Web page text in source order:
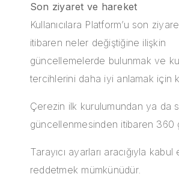
Son ziyaret ve hareket
Kullanıcılara Platform’u son
itibaren neler değiştiğine ilişkin
güncellemelerde bulunmak ve
tercihlerini daha iyi anlamak için
Çerezin ilk kurulumundan ya da
güncellenmesinden itibaren 360
Tarayıcı ayarları aracığıyla
reddetmek mümkünüdür.